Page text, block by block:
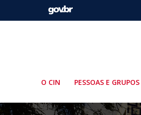
O CIN PESSOAS E GRUPOS